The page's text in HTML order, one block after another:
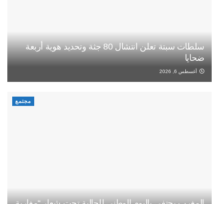
سلطات سبتة تعلن انتشال 80 جثة وتحديد هوية أربعة
ضحايا
أغسطس 6, 2026
مجتمع